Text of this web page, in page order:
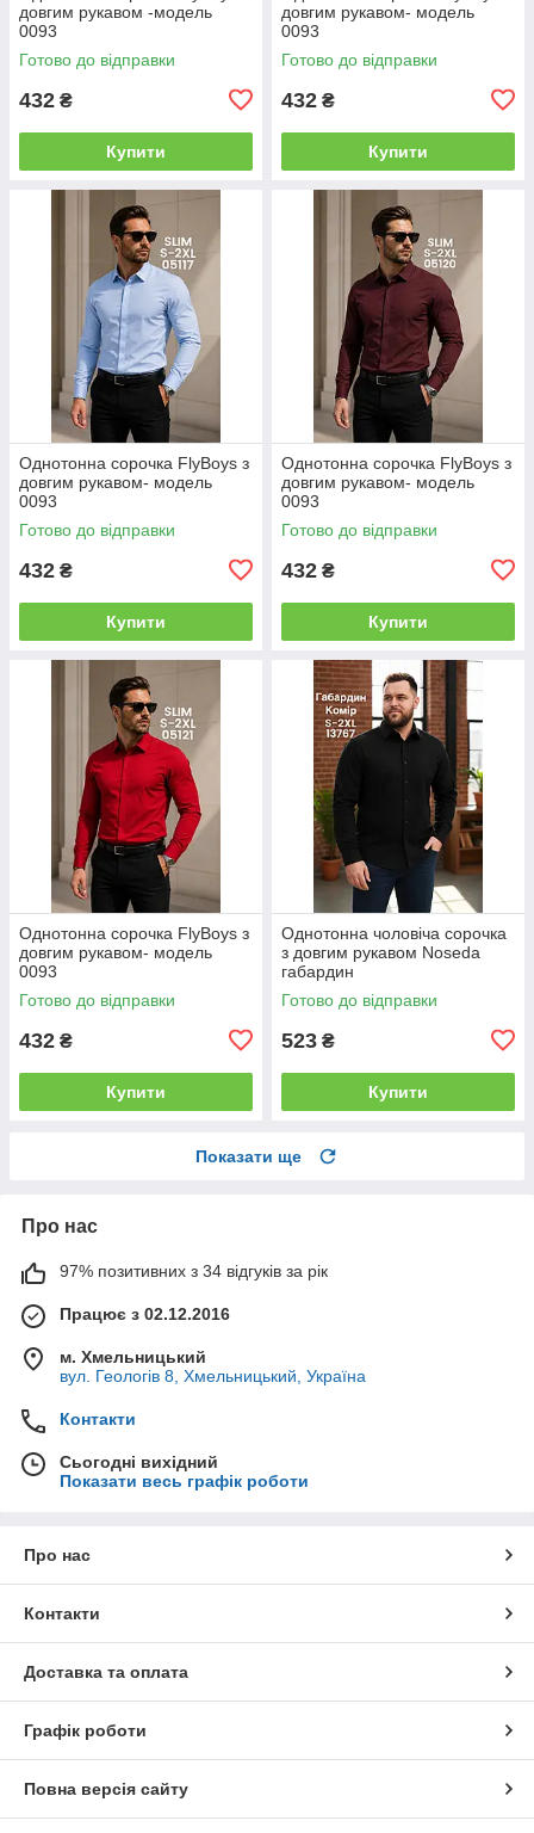
довгим рукавом -модель
0093
Готово до відправки
432 ₴
Купити
довгим рукавом- модель
0093
Готово до відправки
432 ₴
Купити
Однотонна сорочка FlyBoys з
довгим рукавом- модель
0093
Готово до відправки
432 ₴
Купити
Однотонна сорочка FlyBoys з
довгим рукавом- модель
0093
Готово до відправки
432 ₴
Купити
Однотонна сорочка FlyBoys з
довгим рукавом- модель
0093
Готово до відправки
432 ₴
Купити
Однотонна чоловіча сорочка
з довгим рукавом Noseda
габардин
Готово до відправки
523 ₴
Купити
Показати ще
Про нас
97% позитивних з 34 відгуків за рік
Працює з 02.12.2016
м. Хмельницький
вул. Геологів 8, Хмельницький, Україна
Контакти
Сьогодні вихідний
Показати весь графік роботи
Про нас
Контакти
Доставка та оплата
Графік роботи
Повна версія сайту